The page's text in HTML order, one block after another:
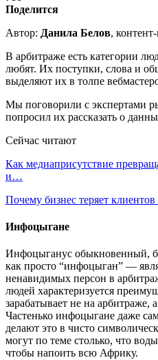
Поделится
Автор: Данила Белов,
В арбитраже есть категории
любят. Их поступки, слова и
выделяют их в толпе
Мы поговорили с экспертами
попросил их рассказать о
Сейчас читают
Как медиаприсутствие
и…
Почему бизнес теряет клиентов
Инфоцыгане
Инфоцыганус обыкновенный,
как просто “инфоцыган” —
ненавидимых персон в
людей характеризуется
зарабатывает не на арбитраже,
Частенько инфоцыгане даже
делают это в чисто
могут по теме столько, что
чтобы напоить всю Африку.